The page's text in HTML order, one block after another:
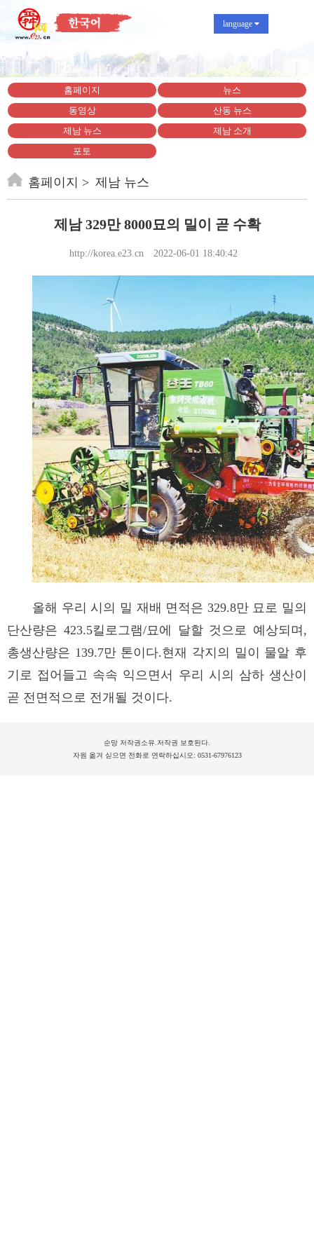
language
홈페이지
뉴스
동영상
산동 뉴스
제남 뉴스
제남 소개
포토
홈페이지 제남 뉴스
제남 329만 8000묘의 밀이 곧 수확
http://korea.e23.cn 2022-06-01 18:40:42
올해 우리 시의 밀 재배 면적은 329.8만 묘로 밀의
단산량은 423.5킬로그램/묘에 달할 것으로 예상되며,
총생산량은 139.7만 톤이다.현재 각지의 밀이 물알 후
기로 접어들고 속속 익으면서 우리 시의 삼하 생산이
곧 전면적으로 전개될 것이다.
순망 저작권소유.저작권 보호된다.
자원 옮겨 싣으면 전화로 연락하십시오: 0531-67976123